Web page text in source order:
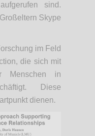
sind.
Skype
im Feld
die sich mit
Menschen in
Diese
dienen.